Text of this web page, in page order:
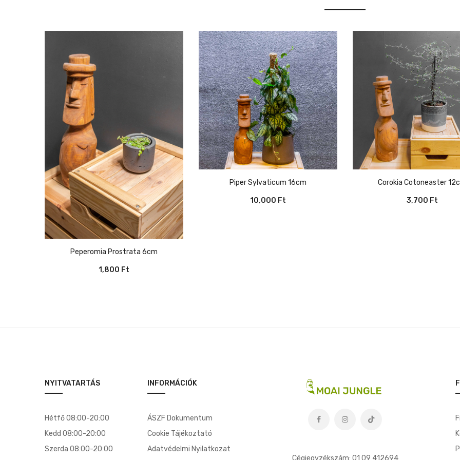
Peperomia Prostrata 6cm
1,800 Ft
Piper Sylvaticum 16cm
10,000 Ft
Corokia Cotoneaster
3,700 Ft
NYITVATARTÁS
Hétfő 08:00-20:00
Kedd 08:00-20:00
Szerda 08:00-20:00
INFORMÁCIÓK
ÁSZF Dokumentum
Cookie Tájékoztató
Adatvédelmi Nyilatkozat
Cégjegyzékszám: 01 09 412694